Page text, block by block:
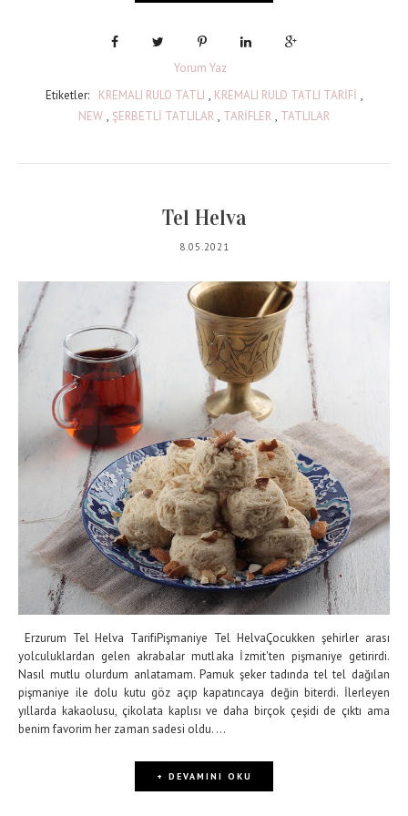
Yorum Yaz
Etiketler:
KREMALI RULO TATLI , KREMALI RULO TATLI TARİFİ ,
NEW , ŞERBETLİ TATLILAR , TARİFLER , TATLILAR
Tel Helva
8.05.2021
Erzurum Tel Helva TarifiPişmaniye Tel HelvaÇocukken şehirler arası
yolculuklardan gelen akrabalar mutlaka İzmit'ten pişmaniye getirirdi.
Nasıl mutlu olurdum anlatamam. Pamuk şeker tadında tel tel dağılan
pişmaniye ile dolu kutu göz açıp kapatıncaya değin biterdi. İlerleyen
yıllarda kakaolusu, çikolata kaplısı ve daha birçok çeşidi de çıktı ama
benim favorim her zaman sadesi oldu. ...
+ DEVAMINI OKU